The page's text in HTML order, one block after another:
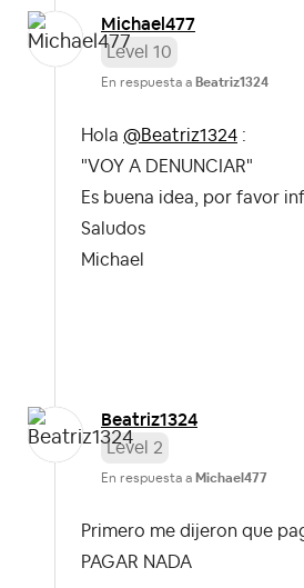
Michael477
Level 10
En respuesta a Beatriz1324
Hola @Beatriz1324 :
"VOY A DENUNCIAR"
Es buena idea, por favor
Saludos
Michael
Beatriz1324
Level 2
En respuesta a Michael477
Primero me dijeron que
PAGAR NADA